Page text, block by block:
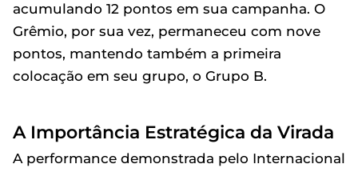
acumulando 12 pontos em sua campanha. O
Grêmio, por sua vez, permaneceu com nove
pontos, mantendo também a primeira
colocação em seu grupo, o Grupo B.
A Importância Estratégica da Virada
A performance demonstrada pelo Internacional